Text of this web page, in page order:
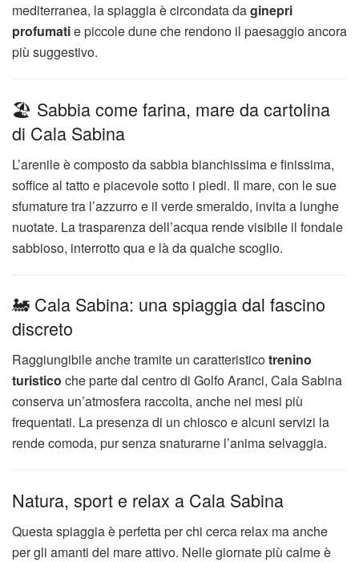
mediterranea, la spiaggia è circondata daginepri
profumatie piccole dune che rendono il paesaggio ancora
più suggestivo.
🏖️ Sabbia come farina, mare da cartolina
di Cala Sabina
L’arenile è composto da sabbia bianchissima e finissima,
soffice al tatto e piacevole sotto i piedi. Il mare, con le sue
sfumature tra l’azzurro e il verde smeraldo, invita a lunghe
nuotate. La trasparenza dell’acqua rende visibile il fondale
sabbioso, interrotto qua e là da qualche scoglio.
🚂 Cala Sabina: una spiaggia dal fascino
discreto
Raggiungibile anche tramite un caratteristicotrenino
turistico che parte dal centro di Golfo Aranci, Cala Sabina
conserva un’atmosfera raccolta, anche nei mesi più
frequentati. La presenza di un chiosco e alcuni servizi la
rende comoda, pur senza snaturarne l’anima selvaggia.
Natura, sport e relax a Cala Sabina
Questa spiaggia è perfetta per chi cerca relax ma anche
per gli amanti del mare attivo. Nelle giornate più calme è